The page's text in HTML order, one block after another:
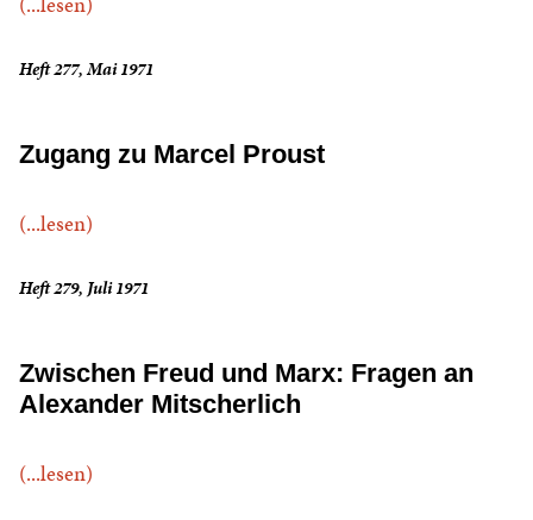
Heft 277, Mai 1971
Zugang zu Marcel Proust
(...lesen)
Heft 279, Juli 1971
Zwischen Freud und Marx: Fragen an
Alexander Mitscherlich
(...lesen)